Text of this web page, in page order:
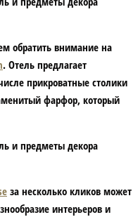
обратить внимание на
. Отель предлагает
прикроватные столики
фарфор, который
за несколько кликов может
интерьеров и